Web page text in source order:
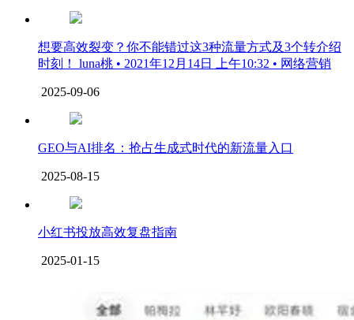
想要高效裂变？你不能错过这3种流量方式及3个转介绍
时刻！ luna桃 • 2021年12月14日 上午10:32 • 网络营销
2025-09-06
GEO与AI排名：抢占生成式时代的新流量入口
2025-08-15
小红书投放高效复盘指南
2025-01-15